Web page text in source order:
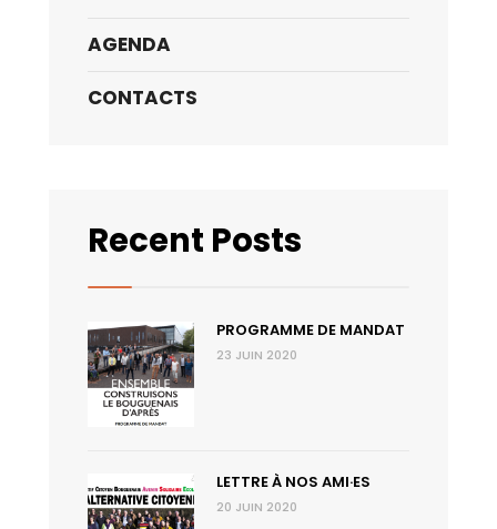
AGENDA
CONTACTS
Recent Posts
PROGRAMME DE MANDAT
23 JUIN 2020
LETTRE À NOS AMI·ES
20 JUIN 2020